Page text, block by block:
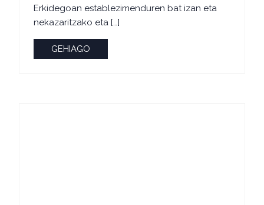
Erkidegoan establezimenduren bat izan eta
nekazaritzako eta […]
GEHIAGO